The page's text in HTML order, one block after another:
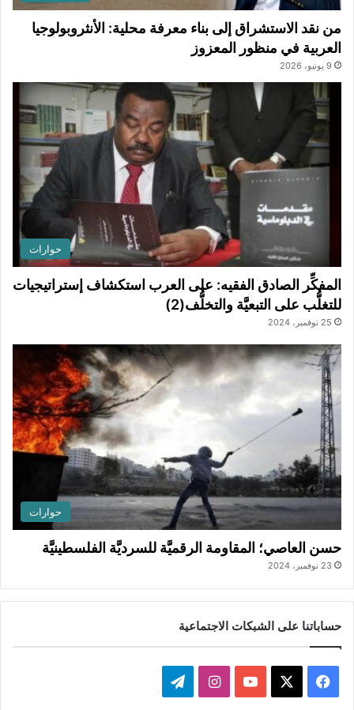
من نقد الاستشراق إلى بناء معرفة محلية: الأنثروبولوجيا
العربية في منظور المعزوز
9 يونيو، 2026
حوارات
المفكِّر الصادق الفقيه: على العرب استكشاف إستراتيجيات
للتغلُّب على التبعيَّة والتخلُّف(2)
25 نوفمبر، 2024
حوارات
حسن العاصي؛ المقاومة الرقميَّة للسرديَّة الفلسطينيَّة
23 نوفمبر، 2024
حساباتنا على الشبكات الاجتماعية